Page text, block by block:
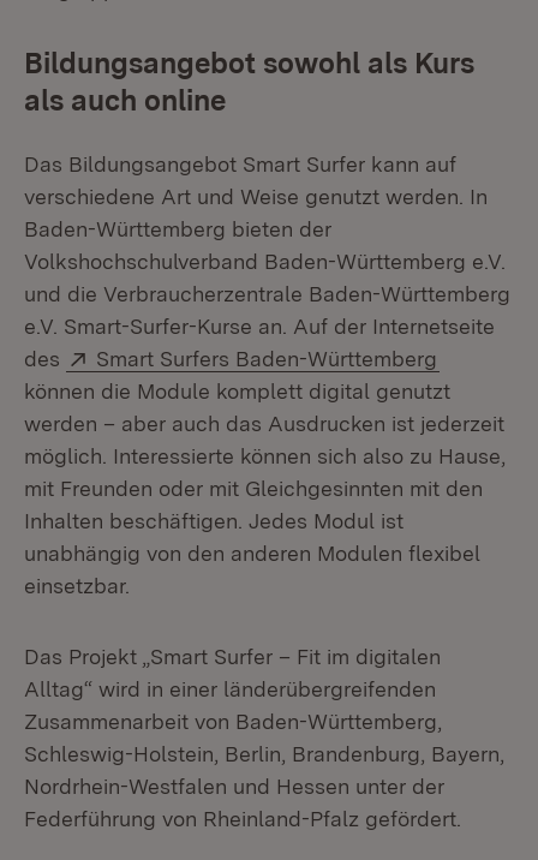
Bildungsangebot sowohl als Kurs
als auch online
Das Bildungsangebot Smart Surfer kann auf
verschiedene Art und Weise genutzt werden. In
Baden-Württemberg bieten der
Volkshochschulverband Baden-Württemberg e.V.
und die Verbraucherzentrale Baden-Württemberg
e.V. Smart-Surfer-Kurse an. Auf der Internetseite
des
Extern:
Smart Surfers Baden-Württemberg
können die Module komplett digital genutzt
werden – aber auch das Ausdrucken ist jederzeit
möglich. Interessierte können sich also zu Hause,
mit Freunden oder mit Gleichgesinnten mit den
Inhalten beschäftigen. Jedes Modul ist
unabhängig von den anderen Modulen flexibel
einsetzbar.
Das Projekt „Smart Surfer – Fit im digitalen
Alltag“ wird in einer länderübergreifenden
Zusammenarbeit von Baden-Württemberg,
Schleswig-Holstein, Berlin, Brandenburg, Bayern,
Nordrhein-Westfalen und Hessen unter der
Federführung von Rheinland-Pfalz gefördert.